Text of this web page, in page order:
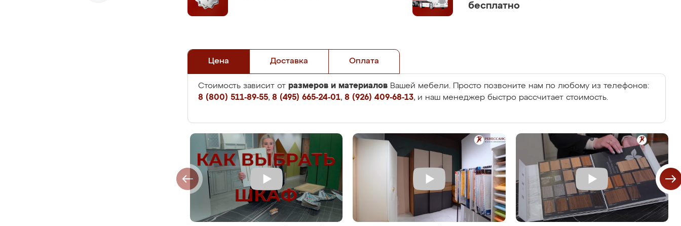
бесплатно
Цена Доставка Оплата
Стоимость зависит от размеров и материалов Вашей мебели. Просто позвоните нам по любому из телефонов:
8 (800) 511-89-55, 8 (495) 665-24-01, 8 (926) 409-68-13, и наш менеджер быстро рассчитает стоимость.